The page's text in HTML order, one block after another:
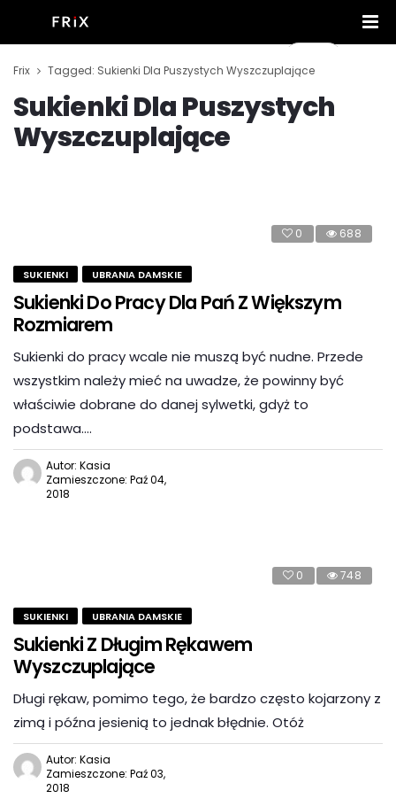
Frix Tagged: Sukienki Dla Puszystych Wyszczuplające
Sukienki Dla Puszystych
Wyszczuplające
0 688
SUKIENKI UBRANIA DAMSKIE
Sukienki Do Pracy Dla Pań Z Większym
Rozmiarem
Sukienki do pracy wcale nie muszą być nudne. Przede
wszystkim należy mieć na uwadze, że powinny być
właściwie dobrane do danej sylwetki, gdyż to
podstawa….
Autor: Kasia
Zamieszczone: Paź 04,
2018
0 748
SUKIENKI UBRANIA DAMSKIE
Sukienki Z Długim Rękawem
Wyszczuplające
Długi rękaw, pomimo tego, że bardzo często kojarzony z
zimą i późna jesienią to jednak błędnie. Otóż
Autor: Kasia
Zamieszczone: Paź 03,
2018